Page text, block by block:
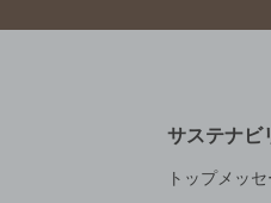
サステナビ
トップメッ